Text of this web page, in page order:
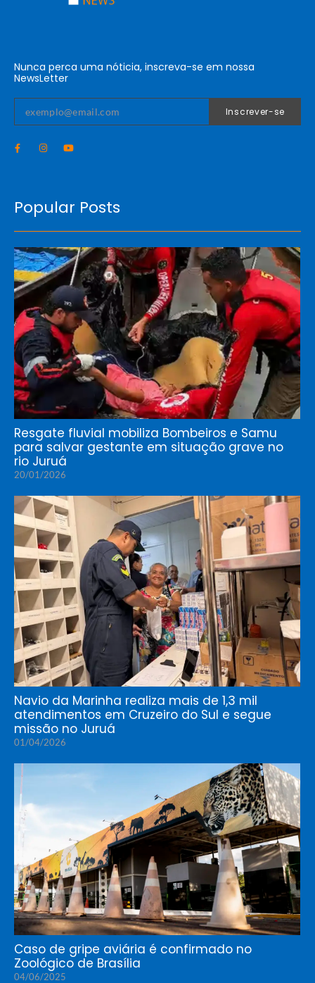
Nunca perca uma nóticia, inscreva-se em nossa
NewsLetter
Inscrever-se
Popular Posts
Resgate fluvial mobiliza Bombeiros e Samu
para salvar gestante em situação grave no
rio Juruá
20/01/2026
Navio da Marinha realiza mais de 1,3 mil
atendimentos em Cruzeiro do Sul e segue
missão no Juruá
01/04/2026
Caso de gripe aviária é confirmado no
Zoológico de Brasília
04/06/2025